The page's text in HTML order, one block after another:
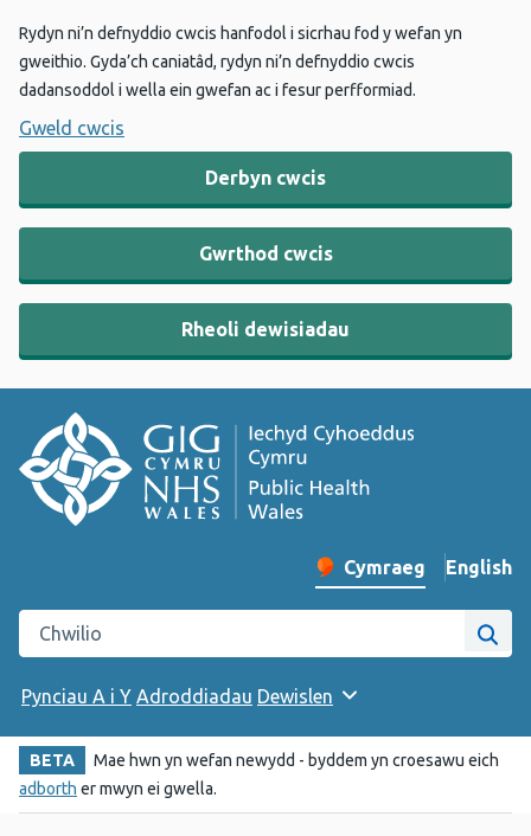
Rydyn ni’n defnyddio cwcis hanfodol i sicrhau fod y wefan yn
gweithio. Gyda’ch caniatâd, rydyn ni’n defnyddio cwcis
dadansoddol i wella ein gwefan ac i fesur perfformiad.
Gweld cwcis
Derbyn cwcis
Gwrthod cwcis
Rheoli dewisiadau
Newid iaith y wefan
Cymraeg English
–
Chwilio gwefan Iechyd Cyhoeddus Cymru
Pynciau A i Y Adroddiadau Dewislen
BETA
Mae hwn yn wefan newydd - byddem yn croesawu eich
adborth er mwyn ei gwella.